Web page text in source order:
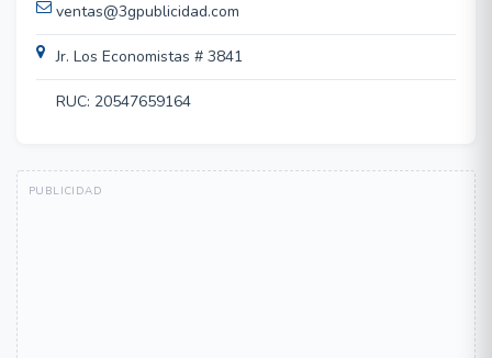
ventas@3gpublicidad.com
Jr. Los Economistas # 3841
RUC: 20547659164